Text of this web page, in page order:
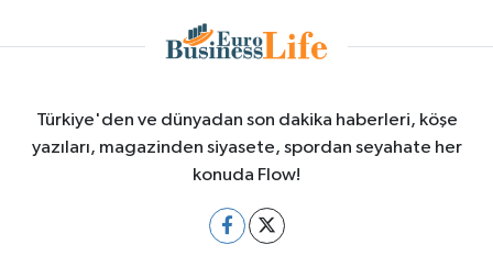
Türkiye'den ve dünyadan son dakika haberleri, köşe
yazıları, magazinden siyasete, spordan seyahate her
konuda Flow!